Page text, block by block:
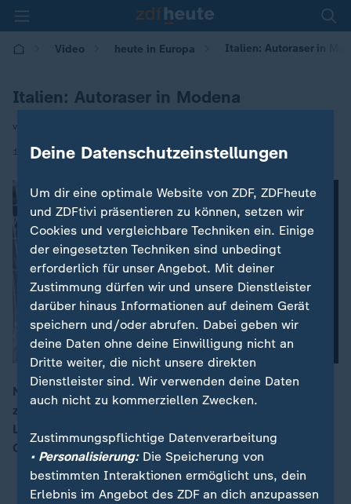
Video heute in Europa Italien: Autoraser in
Italien: Autoraser in Modena
von Antje Pieper
18.05.2026 | 16:00
Nach der mutmaßlichen Amokfahrt am Samstag mit
zahlreichen Schwerverletzten herrscht Entsetzen im
Land. Auch eine deutsche Touristin ist unter den
Opfern.
Deine Datenschutzeinstellungen
Um dir eine optimale Website von ZDF, ZDFheute
und ZDFtivi präsentieren zu können, setzen wir
Cookies und vergleichbare Techniken ein. Einige
der eingesetzten Techniken sind unbedingt
erforderlich für unser Angebot. Mit deiner
Zustimmung dürfen wir und unsere Dienstleister
darüber hinaus Informationen auf deinem Gerät
speichern und/oder abrufen. Dabei geben wir
deine Daten ohne deine Einwilligung nicht an
Dritte weiter, die nicht unsere direkten
Dienstleister sind. Wir verwenden deine Daten
auch nicht zu kommerziellen Zwecken.
Zustimmungspflichtige Datenverarbeitung
• Personalisierung:Die Speicherung von
bestimmten Interaktionen ermöglicht uns, dein
Erlebnis im Angebot des ZDF an dich anzupassen